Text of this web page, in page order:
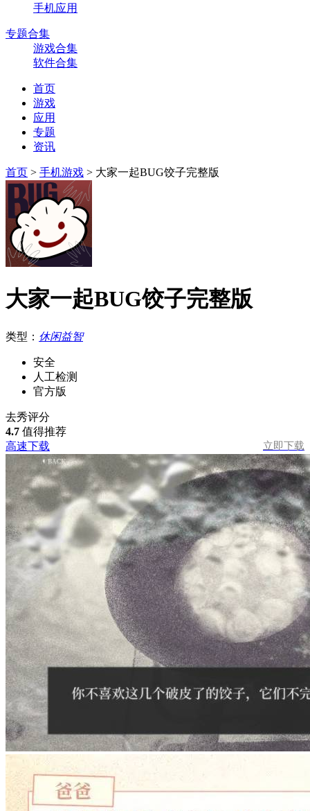
手机应用
专题合集
游戏合集
软件合集
首页
游戏
应用
专题
资讯
首页 > 手机游戏 > 大家一起BUG饺子完整版
大家一起BUG饺子完整版
类型： 休闲益智
安全
人工检测
官方版
去秀评分
4.7 值得推荐
高速下载
立即下载